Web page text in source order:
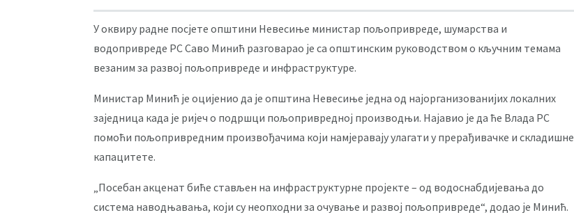
У оквиру радне посјете општини Невесиње министар пољопривреде, шумарства и
водопривреде РС Саво Минић разговарао је са општинским руководством о кључним темама
везаним за развој пољопривреде и инфраструктуре.
Министар Минић је оцијенио да је општина Невесиње једна од најорганизованијих локалних
заједница када је ријеч о подршци пољопривредној производњи. Најавио је да ће Влада РС
помоћи пољопривредним произвођачима који намјеравају улагати у прерађивачке и складишне
капацитете.
„Посебан акценат биће стављен на инфраструктурне пројекте – од водоснабдијевања до
система наводњавања, који су неопходни за очување и развој пољопривреде“, додао је Минић.